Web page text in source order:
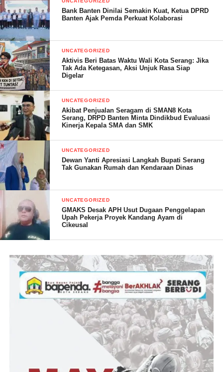
Sesuai arahan Ketum SOLMET Silvester Matutina, SH, dan
Sekjend SOLMET Kamaluddin, SE bahwa SOLMET itu.
– BERSAUDARA. —
BERJUANG UNTUK RAKYAT. – KERJA
NYATA. – RAWAT
PANCASILA – MENJAGA NKRI
Sesuai dalam AD / ART SOLIDARITAS
MERAH PUTIH,tandasnya.
Hendra menambahkan “semoga keberadaan SOLMET di
memfasilitasi kesusahan masyarakat. Menuju Indonesia
Emas”imbuhnya
“Salam Persaudaraan dari DPD SOLIDARITAS MERAH
PUTIH KABUPATEN BANDUNG.Semoga SOLMET JAYA
SELALU”,tutupnya.
(Suprani – RG)
Bank Banten Dinilai Semakin Kuat, Ketua DPRD
Banten Ajak Pemda Perkuat Kolaborasi
UNCATEGORIZED
Aktivis Beri Batas Waktu Wali Kota Serang: Jika
Tak Ada Ketegasan, Aksi Unjuk Rasa Siap
Digelar
UNCATEGORIZED
Akibat Penjualan Seragam di SMAN8 Kota
Serang, DRPD Banten Minta Dindikbud Evaluasi
Kinerja Kepala SMA dan SMK
UNCATEGORIZED
Dewan Yanti Apresiasi Langkah Bupati Serang
Tak Gunakan Rumah dan Kendaraan Dinas
UNCATEGORIZED
GMAKS Desak APH Usut Dugaan Penggelapan
Upah Pekerja Proyek Kandang Ayam di
Cikeusal